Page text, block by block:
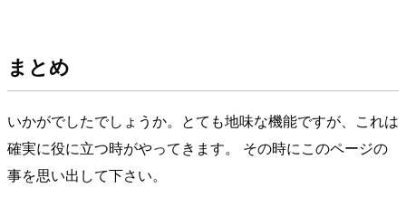
まとめ
いかがでしたでしょうか。とても地味な機能ですが、これは
確実に役に立つ時がやってきます。 その時にこのページの
事を思い出して下さい。